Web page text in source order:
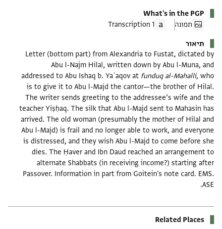
What's in the PGP
תמונה
1 Transcription
תיאור
Letter (bottom part) from Alexandria to Fustat, dictated by
Abu l-Najm Hilal, written down by Abu l-Muna, and
addressed to Abu Ishaq b. Yaʿaqov atfunduq al-Mahalli , who
is to give it to Abu l-Majd the cantor—the brother of Hilal.
The writer sends greeting to the addressee’s wife and the
teacher Yiṣḥaq. The silk that Abu l-Majd sent to Mahasin has
arrived. The old woman (presumably the mother of Hilal and
Abu l-Majd) is frail and no longer able to work, and everyone
is distressed, and they wish Abu l-Majd to come before she
dies. The Ḥaver and Ibn Daud reached an arrangement to
alternate Shabbats (in receiving income?) starting after
Passover. Information in part from Goitein's note card. EMS.
ASE.
Related Places